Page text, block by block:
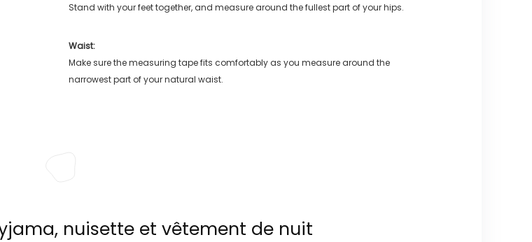
Stand with your feet together, and measure around the fullest part of your hips.
Waist:
Make sure the measuring tape fits comfortably as you measure around the
narrowest part of your natural waist.
nuisette et vêtement de nuit